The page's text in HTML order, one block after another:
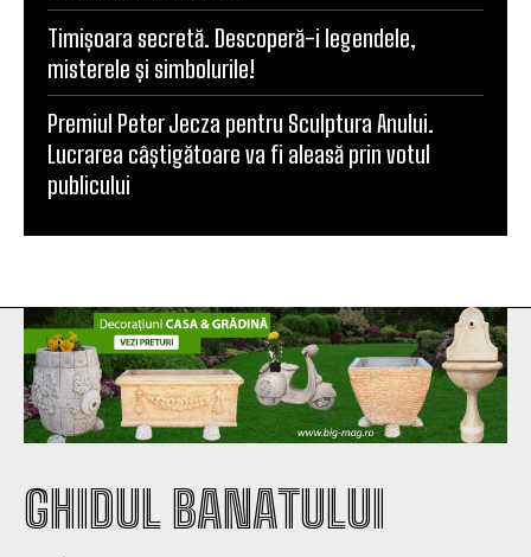
Timișoara secretă. Descoperă-i legendele,
misterele și simbolurile!
Premiul Peter Jecza pentru Sculptura Anului.
Lucrarea câștigătoare va fi aleasă prin votul
publicului
GHIDUL BANATULUI